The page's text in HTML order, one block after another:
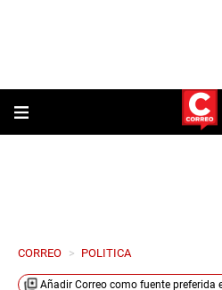
CORREO > POLITICA
Añadir Correo como fuente preferida